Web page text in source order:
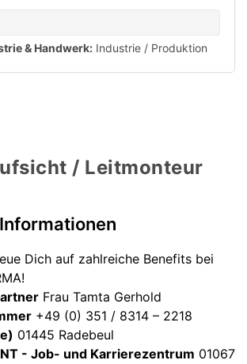
& Handwerk: Industrie / Produktion
/ Leitmonteur
Dich auf zahlreiche Benefits bei
Frau Tamta Gerhold
+49 (0) 351 / 8314 – 2218
01445 Radebeul
- Job- und Karrierezentrum 01067